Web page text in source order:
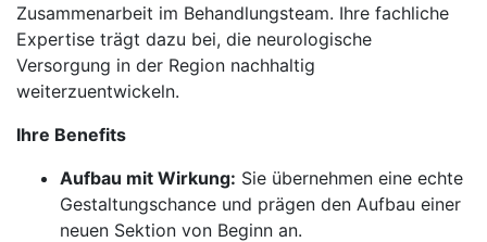
Zusammenarbeit im Behandlungsteam. Ihre fachliche
Expertise trägt dazu bei, die neurologische
Versorgung in der Region nachhaltig
weiterzuentwickeln.
Ihre Benefits
Aufbau mit Wirkung: Sie übernehmen eine echte
Gestaltungschance und prägen den Aufbau einer
neuen Sektion von Beginn an.